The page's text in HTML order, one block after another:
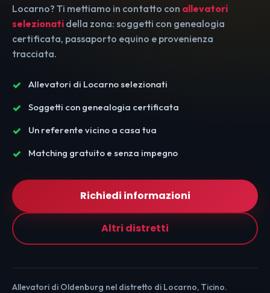
Locarno? Ti mettiamo in contatto con allevatori
selezionati della zona: soggetti con genealogia
certificata, passaporto equino e provenienza
tracciata.
Allevatori di Locarno selezionati
Soggetti con genealogia certificata
Un referente vicino a casa tua
Matching gratuito e senza impegno
Richiedi informazioni
Altri distretti
Allevatori di Oldenburg nel distretto di Locarno, Ticino.